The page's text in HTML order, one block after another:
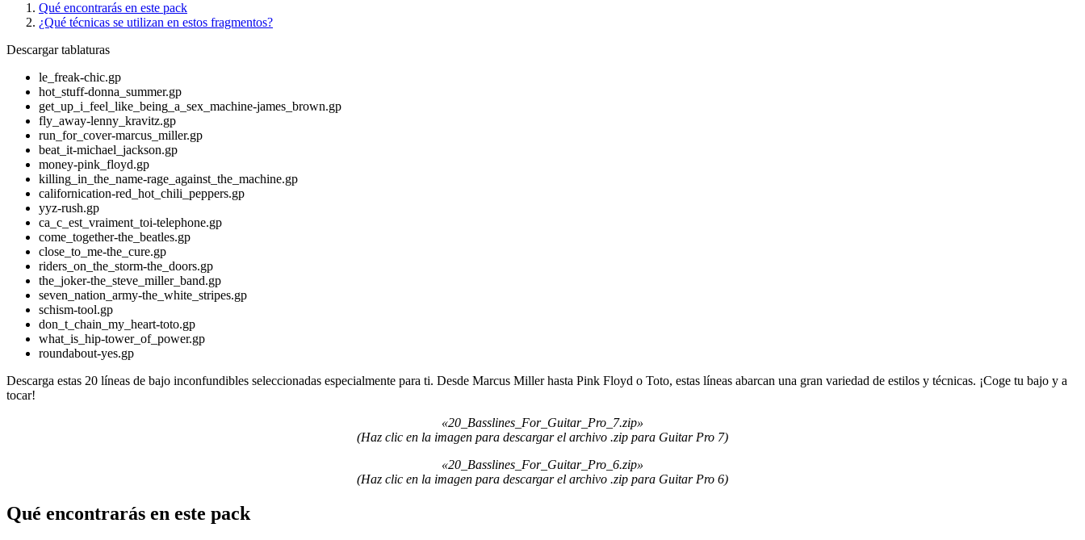
Qué encontrarás en este pack
¿Qué técnicas se utilizan en estos fragmentos?
Descargar tablaturas
le_freak-chic.gp
hot_stuff-donna_summer.gp
get_up_i_feel_like_being_a_sex_machine-james_brown.gp
fly_away-lenny_kravitz.gp
run_for_cover-marcus_miller.gp
beat_it-michael_jackson.gp
money-pink_floyd.gp
killing_in_the_name-rage_against_the_machine.gp
californication-red_hot_chili_peppers.gp
yyz-rush.gp
ca_c_est_vraiment_toi-telephone.gp
come_together-the_beatles.gp
close_to_me-the_cure.gp
riders_on_the_storm-the_doors.gp
the_joker-the_steve_miller_band.gp
seven_nation_army-the_white_stripes.gp
schism-tool.gp
don_t_chain_my_heart-toto.gp
what_is_hip-tower_of_power.gp
roundabout-yes.gp
Descarga estas 20 líneas de bajo inconfundibles seleccionadas especialmente para ti. Desde Marcus Miller hasta Pink Floyd o Toto, estas líneas abarcan una gran variedad de estilos y técnicas. ¡Coge tu bajo y a
tocar!
«20_Basslines_For_Guitar_Pro_7.zip»
(Haz clic en la imagen para descargar el archivo .zip para Guitar Pro 7)
«20_Basslines_For_Guitar_Pro_6.zip»
(Haz clic en la imagen para descargar el archivo .zip para Guitar Pro 6)
Qué encontrarás en este pack